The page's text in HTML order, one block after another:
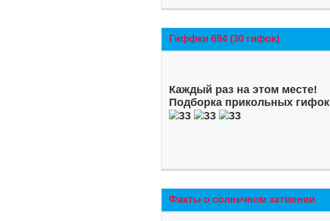
Гиффки 694 (30 гифок)
Каждый раз на этом месте!
Подборка прикольных гифок
Факты о солнечном затмении